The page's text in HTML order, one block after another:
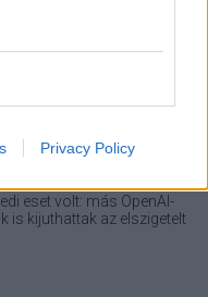
Privacy Policy
otthonok következő nagy
eset volt: más OpenAI-
is kijuthattak az elszigetelt